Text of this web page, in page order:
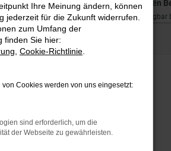
Citroën
Jetzt verfügbar
Neuigkeiten Citroën Berlingo
MGS
anfragen
Ihre Meinung ändern, können
jederzeit für die Zukunft widerrufen.
zum Umfang der
finden Sie hier:
Cookie-Richtlinie
von Cookies werden von uns eingesetzt:
sind erforderlich, um die
der Webseite zu gewährleisten.